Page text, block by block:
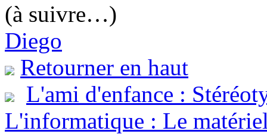
(à suivre…)
Diego
Retourner en haut
L'ami d'enfance :
L'informatique : Le